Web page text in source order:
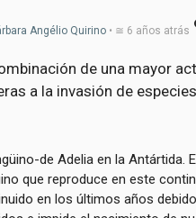
Angélio Quirino • ≅ 6 años atrás
de una mayor
a la invasión de